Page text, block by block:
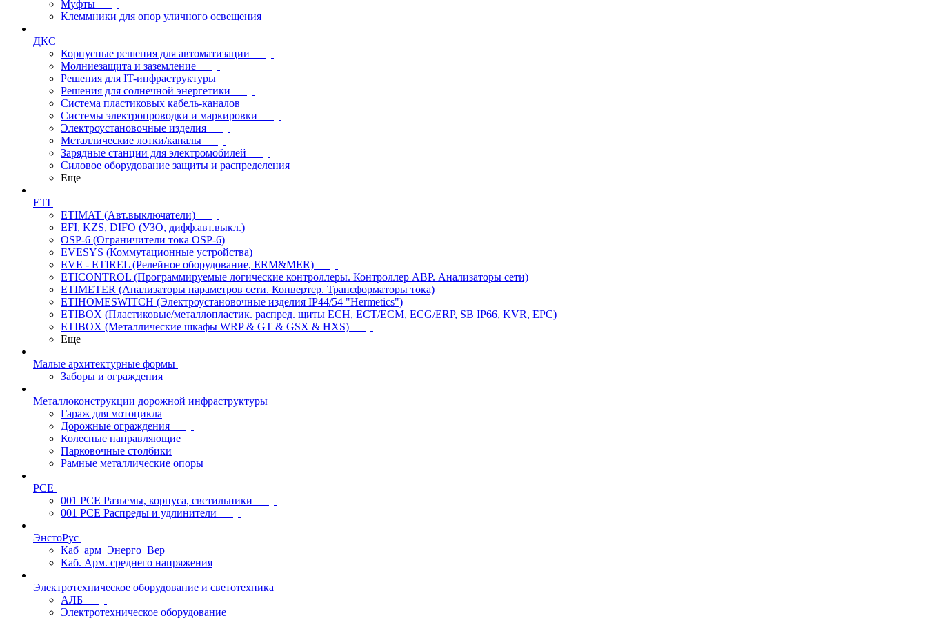
Муфты
Клеммники для опор уличного освещения
ДКС
Корпусные решения для автоматизации
Молниезащита и заземление
Решения для IT-инфраструктуры
Решения для солнечной энергетики
Система пластиковых кабель-каналов
Системы электропроводки и маркировки
Электроустановочные изделия
Металлические лотки/каналы
Зарядные станции для электромобилей
Силовое оборудование защиты и распределения
Еще
ETI
ETIMAT (Авт.выключатели)
EFI, KZS, DIFO (УЗО, дифф.авт.выкл.)
OSP-6 (Ограничители тока OSP-6)
EVESYS (Коммутационные устройства)
EVE - ETIREL (Релейное оборудование, ERM&MER)
ETICONTROL (Программируемые логические контроллеры. Контроллер АВР. Анализаторы сети)
ETIMETER (Анализаторы параметров сети. Конвертер. Трансформаторы тока)
ETIHOMESWITCH (Электроустановочные изделия IP44/54 "Hermetics")
ETIBOX (Пластиковые/металлопластик. распред. щиты ECH, ECT/ECM, ECG/ERP, SB IP66, KVR, EPC)
ETIBOX (Металлические шкафы WRP & GT & GSX & HXS)
Еще
Малые архитектурные формы
Заборы и ограждения
Металлоконструкции дорожной инфраструктуры
Гараж для мотоцикла
Дорожные ограждения
Колесные направляющие
Парковочные столбики
Рамные металлические опоры
PCE
001 PCE Разъемы, корпуса, светильники
001 PCE Распреды и удлинители
ЭнстоРус
Каб_арм_Энерго_Вер_
Каб. Арм. среднего напряжения
Электротехническое оборудование и светотехника
АЛБ
Электротехническое оборудование